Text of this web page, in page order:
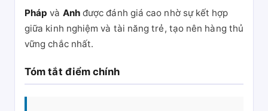
Pháp và Anhđược đánh giá cao nhờ sự kết hợp
giữa kinh nghiệm và tài năng trẻ, tạo nên hàng thủ
vững chắc nhất.
Tóm tắt điểm chính